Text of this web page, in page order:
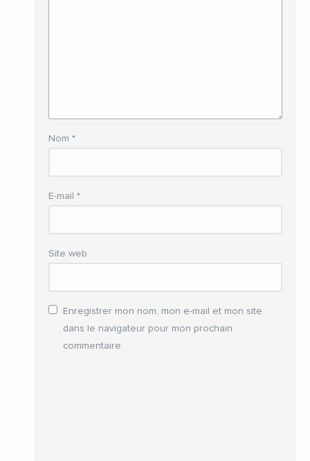
Nom *
E-mail *
Site web
Enregistrer mon nom, mon e-mail et mon site
dans le navigateur pour mon prochain
commentaire.